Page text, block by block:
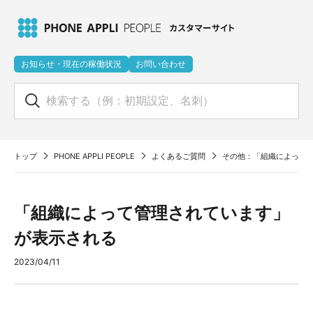
お知らせ・現在の稼働状況 お問い合わせ
トップ PHONE APPLI PEOPLE よくあるご質問 その他：「組織によって
「組織によって管理されています」
が表示される
2023/04/11